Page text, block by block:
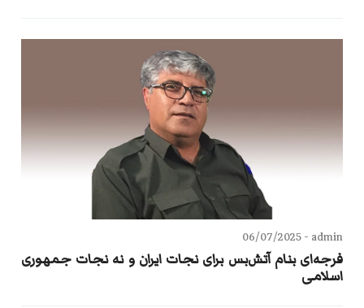
admin -
06/07/2025
فرجه‌ای بنام آتش‌بس برای نجات ایران و نه نجات جمهوری
اسلامی